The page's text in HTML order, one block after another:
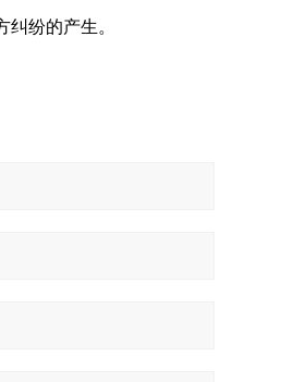
纷的产生。